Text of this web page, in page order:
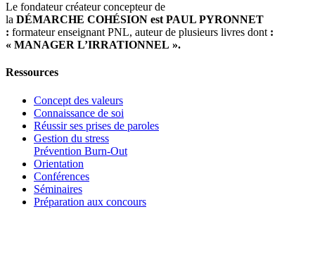
Le fondateur créateur concepteur de
la DÉMARCHE COHÉSION est PAUL PYRONNET
: formateur enseignant PNL, auteur de plusieurs livres dont :
« MANAGER L’IRRATIONNEL ».
Ressources
Concept des valeurs
Connaissance de soi
Réussir ses prises de paroles
Gestion du stress
Prévention Burn-Out
Orientation
Conférences
Séminaires
Préparation aux concours